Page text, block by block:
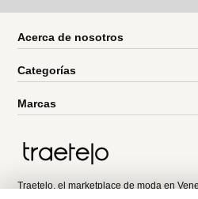
Ref.74.99Ref.48.99
Entérate de todo lo nuevo